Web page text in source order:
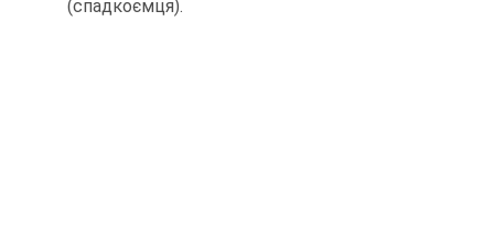
(спадкоємця).